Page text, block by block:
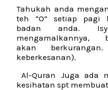
Tahukah anda
teh “O” setiap pagi
badan anda.
akan
keberkesanan).
Al-Quran Juga ada
kesihatan spt